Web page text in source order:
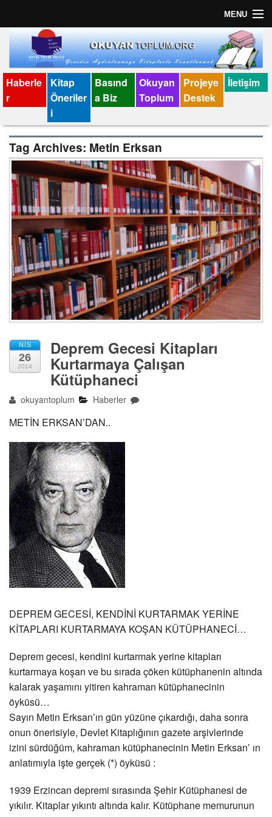
MENU
Anasayfa
İletişim
Künye
Haberle
r
Kitap
Öneriler
i
Basınd
a Biz
Okuyan
Toplum
Projeye
Destek
İletişim
Tag Archives: Metin Erksan
NIS
26
2014
Deprem Gecesi Kitapları
Kurtarmaya Çalışan
Kütüphaneci
okuyantoplum Haberler
METİN ERKSAN’DAN..
DEPREM GECESİ, KENDİNİ KURTARMAK YERİNE
KİTAPLARI KURTARMAYA KOŞAN KÜTÜPHANECİ…
Deprem gecesi, kendini kurtarmak yerine kitapları
kurtarmaya koşan ve bu sırada çöken kütüphanenin altında
kalarak yaşamını yitiren kahraman kütüphanecinin
öyküsü…
Sayın Metin Erksan’ın gün yüzüne çıkardığı, daha sonra
onun önerisiyle, Devlet Kitaplığının gazete arşivlerinde
izini sürdüğüm, kahraman kütüphanecinin Metin Erksan’ ın
anlatımıyla işte gerçek (*) öyküsü :
1939 Erzincan depremi sırasında Şehir Kütüphanesi de
yıkılır. Kitaplar yıkıntı altında kalır. Kütüphane memurunun